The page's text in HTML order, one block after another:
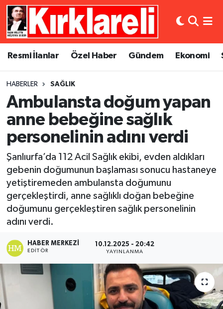
Resmi İlanlar Özel Haber Gündem Ekonomi
HABERLER SAĞLIK
Ambulansta doğum yapan
anne bebeğine sağlık
personelinin adını verdi
Şanlıurfa’da 112 Acil Sağlık ekibi, evden aldıkları
gebenin doğumunun başlaması sonucu hastaneye
yetiştiremeden ambulansta doğumunu
gerçekleştirdi, anne sağlıklı doğan bebeğine
doğumunu gerçekleştiren sağlık personelinin
adını verdi.
HABER MERKEZI
EDITÖR
10.12.2025 - 20:42
YAYINLANMA
Resmi İlanlar
Gündem
Ekonomi
Siyaset
Spor
Asayiş
Dünya
Eğitim
Kültür Sanat
Magazin
Medya
Künye
Gizlilik Sözleşmesi
Merkez Nöbetçi Eczaneler
Merkez Trafik Yoğunluk Haritası
Süper Lig Puan Durumu ve Fikstür
Tüm Manşetler
Son Dakika Haberleri
Haber Arşivi